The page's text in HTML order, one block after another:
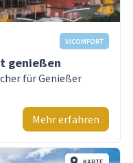
VICOMFORT
genießen
für Genießer
Mehr erfahren